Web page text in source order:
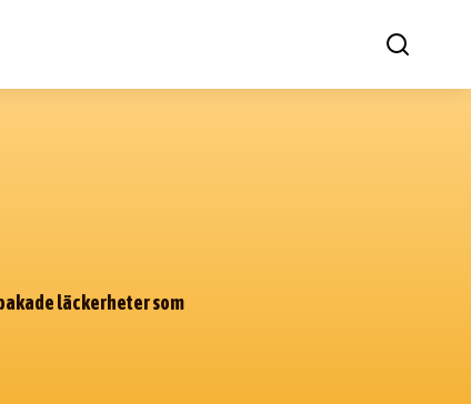
läckerheter som